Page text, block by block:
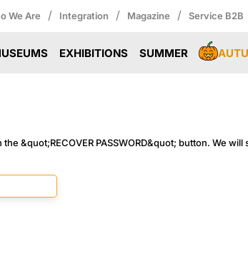
We Are / Integration / Magazine / Service B2B
EXHIBITIONS SUMMER
&quot;RECOVER PASSWORD&quot; button. We